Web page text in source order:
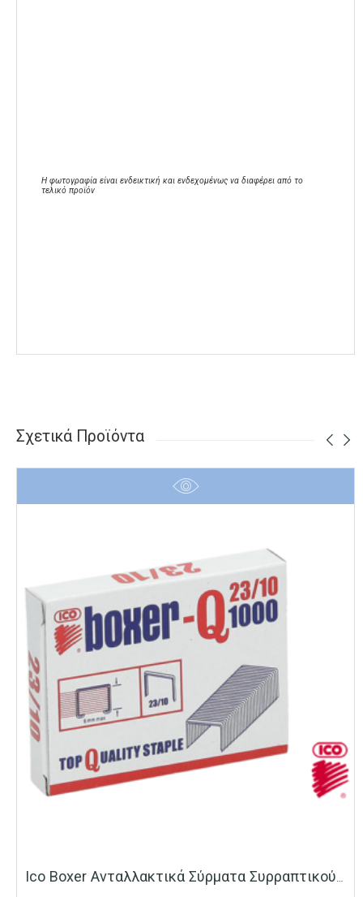
Η φωτογραφία είναι ενδεικτική και ενδεχομένως να διαφέρει από το
τελικό προϊόν
Σχετικά Προϊόντα